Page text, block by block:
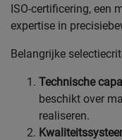
ISO-certificering, een
expertise in
Belangrijke
Technische
beschikt over
realiseren.